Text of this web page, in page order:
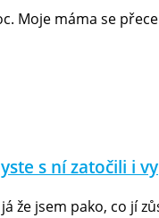
Moje máma se
s ní zatočili i vy
že jsem pako, co jí